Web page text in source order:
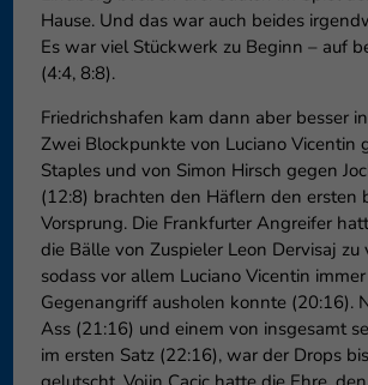
Hause. Und das war auch beides
Es war viel Stückwerk zu Beginn – auf
(4:4, 8:8).
Friedrichshafen kam dann aber besser
Zwei Blockpunkte von Luciano Vicentin
Staples und von Simon Hirsch gegen
(12:8) brachten den Häflern den ersten
Vorsprung. Die Frankfurter Angreifer
die Bälle von Zuspieler Leon Dervisaj zu
sodass vor allem Luciano Vicentin
Gegenangriff ausholen konnte (20:16).
Ass (21:16) und einem von insgesamt
im ersten Satz (22:16), war der Drops